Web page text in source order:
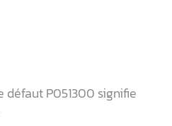
défaut P051300 signifie